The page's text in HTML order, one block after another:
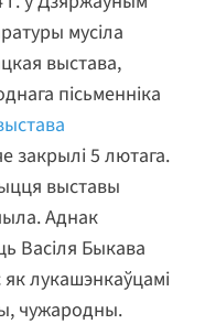
мусіла
выстава,
пісьменніка
закрылі 5 лютага.
выставы
Аднак
Васіля Быкава
лукашэнкаўцамі
чужародны.